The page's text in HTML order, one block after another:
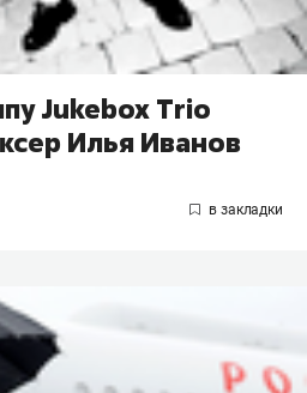
Jukebox Trio
Илья Иванов